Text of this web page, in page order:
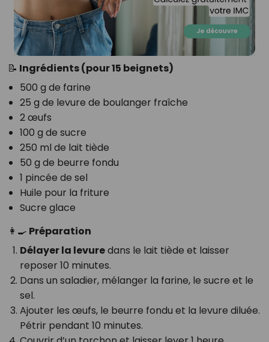
📝 Ingrédients (pour 15 beignets)
500 g de farine
25 g de levure de boulanger fraîche
2 œufs
100 g de sucre
250 ml de lait tiède
50 g de beurre fondu
1 pincée de sel
Huile pour la friture
Sucre glace
👩‍🍳 Préparation
Délayer la levuredans le lait tiède et laisser
reposer 10 minutes.
Dans un saladier, mélanger la farine, le sucre et le
sel.
Ajouter les œufs, le beurre fondu et la levure diluée.
Pétrir pendant 10 minutes.